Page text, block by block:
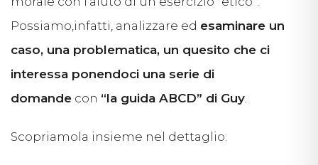
Possiamo,infatti, analizzare ed esaminare un
caso, una problematica, un quesito che ci
interessa ponendoci una serie di
domande con “la guida ABCD” di Guy.
Scopriamola insieme nel dettaglio: